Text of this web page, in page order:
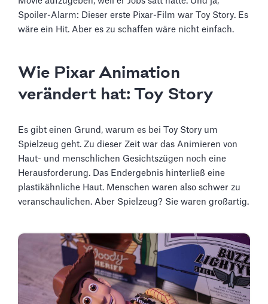
Spoiler-Alarm: Dieser erste Pixar-Film war Toy Story. Es
wäre ein Hit. Aber es zu schaffen wäre nicht einfach.
Wie Pixar Animation
verändert hat: Toy Story
Es gibt einen Grund, warum es bei Toy Story um
Spielzeug geht. Zu dieser Zeit war das Animieren von
Haut- und menschlichen Gesichtszügen noch eine
Herausforderung. Das Endergebnis hinterließ eine
plastikähnliche Haut. Menschen waren also schwer zu
veranschaulichen. Aber Spielzeug? Sie waren großartig.